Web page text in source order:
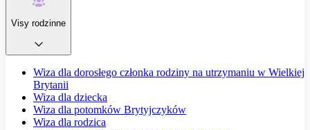
Visy rodzinne
Wiza dla dorosłego członka rodziny na utrzymaniu w Wielkiej
Brytanii
Wiza dla dziecka
Wiza dla potomków Brytyjczyków
Wiza dla rodzica